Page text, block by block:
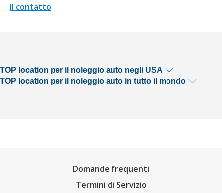
Il contatto
TOP location per il noleggio auto negli USA
TOP location per il noleggio auto in tutto il mondo
Domande frequenti
Termini di Servizio